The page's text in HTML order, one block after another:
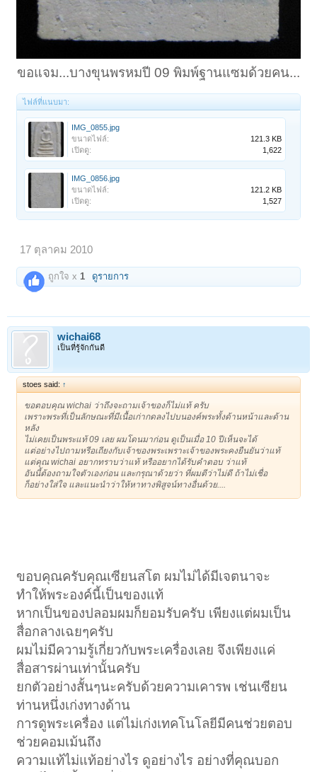
ขอแจม...บางขุนพรหมปี 09 พิมพ์ฐานแซมด้วยคน...​
ไฟล์ที่แนบมา:
IMG_0855.jpg
ขนาดไฟล์:
121.3 KB
เปิดดู:
1,622
IMG_0856.jpg
ขนาดไฟล์:
121.2 KB
เปิดดู:
1,527
17 ตุลาคม 2010
ถูกใจ x 1 ดูรายการ
wichai68
เป็นที่รู้จักกันดี
stoes said: ↑
ขอตอบคุณ wichai ว่าถึงจะถามเจ้าของก็ไม่แท้ ครับ
เพราะพระที่เป็นลักษณะที่มีเนื้อเก่ากดลงไปบนองค์พระทั้งด้านหน้าและด้าน
หลัง
ไม่เคยเป็นพระแท้ 09 เลย ผมโดนมาก่อน ดูเป็นเมื่อ 10 ปีเห็นจะได้
แต่อย่างไปถามหรีอเถียงกับเจ้าของพระเพราะเจ้าของพระคงยืนยันว่าแท้
แต่คุณ wichai อยากทราบว่าแท้ หรืออยากได้รับคำตอบ ว่าแท้
อันนี้ต้องถามใจตัวเองก่อน และกรุณาด้วยว่า ที่ผมตีว่าไม่ดี ถ้าไม่เชื่อ
ก็อย่างใส่ใจ และแนะนำว่าให้หาทางพิสูจน์ทางอื่นด้วย....
ขอบคุณครับคุณเซียนสโต ผมไม่ได้มีเจตนาจะ
ทำให้พระองค์นี้เป็นของแท้
หากเป็นของปลอมผมก็ยอมรับครับ เพียงแต่ผมเป็น
สื่อกลางเฉยๆครับ
ผมไม่มีความรู้เกี่ยวกับพระเครื่องเลย จึงเพียงแค่
สื่อสารผ่านเท่านั้นครับ
ยกตัวอย่างสั้นๆนะครับด้วยความเคารพ เช่นเซียน
ท่านหนึ่งเก่งทางด้าน
การดูพระเครื่อง แต่ไม่เก่งเทคโนโลยีมีคนช่วยตอบ
ช่วยคอมเม้นถึง
ความแท้ไม่แท้อย่างไร ดูอย่างไร อย่างที่คุณบอก